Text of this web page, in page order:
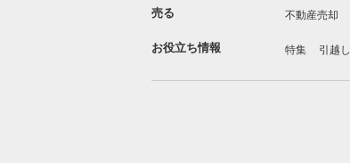
売る 不動産売却
お役立ち情報 特集 引越し